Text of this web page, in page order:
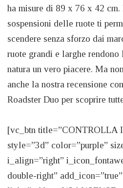
ha misure di 89 x 76 x 42
sospensioni delle ruote ti
scendere senza sforzo dai
ruote grandi e larghe rendono
natura un vero piacere. Ma
anche la nostra recensione
Roadster Duo per scoprire
[vc_btn title=”CONTROLLA
style=”3d” color=”purple”
i_align=”right”
double-right” add_icon=”true”